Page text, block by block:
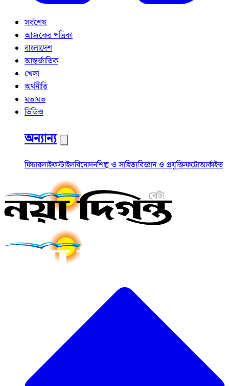
সর্বশেষ
আজকের পত্রিকা
বাংলাদেশ
আন্তর্জাতিক
খেলা
অর্থনীতি
মতামত
ভিডিও
অন্যান্য
ফিচারলাইফস্টাইলবিনোদনশিল্প ও সাহিত্যবিজ্ঞান ও প্রযুক্তিফটোআর্কাইভ